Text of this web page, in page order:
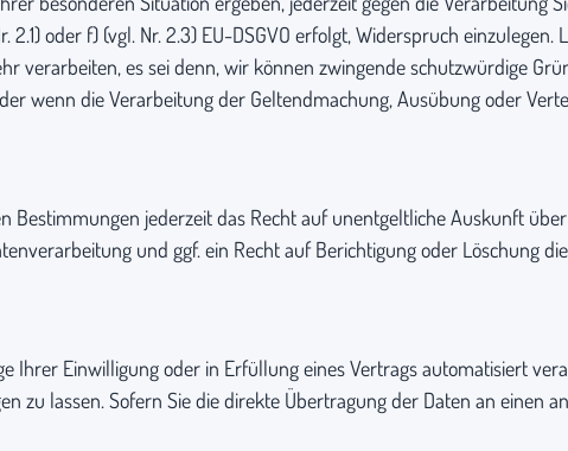
2.1) oder f) (vgl. Nr. 2.3) EU-DSGVO erfolgt, Widerspruch
verarbeiten, es sei denn, wir können zwingende schutzwürdige
wenn die Verarbeitung der Geltendmachung, Ausübung oder
Bestimmungen jederzeit das Recht auf unentgeltliche Auskunft
und ggf. ein Recht auf Berichtigung oder Löschung
Ihrer Einwilligung oder in Erfüllung eines Vertrags automatisiert
zu lassen. Sofern Sie die direkte Übertragung der Daten an einen